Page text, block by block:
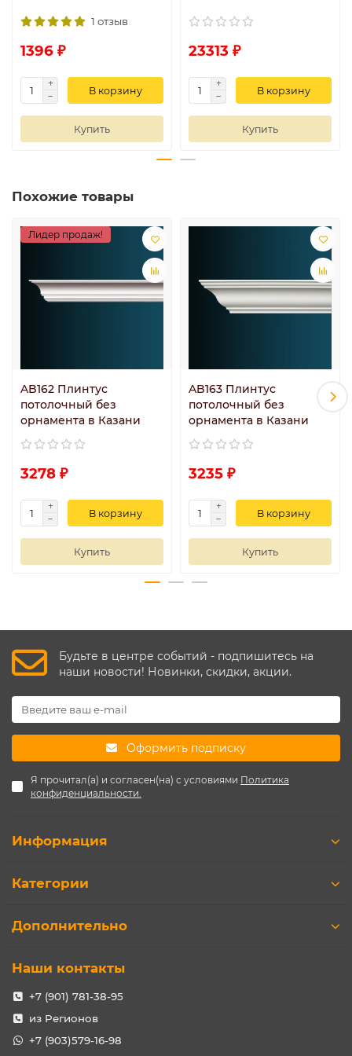
1 отзыв
1396 ₽
В корзину
Купить
23313 ₽
В корзину
Купить
Похожие товары
Лидер продаж!
AB162 Плинтус
потолочный без
орнамента в Казани
3278 ₽
В корзину
Купить
AB163 Плинтус
потолочный без
орнамента в Казани
3235 ₽
В корзину
Купить
Будьте в центре событий - подпишитесь на
наши новости! Новинки, скидки, акции.
Оформить подписку
Я прочитал(а) и согласен(на) с условиями Политика
конфиденциальности.
Информация
Категории
Дополнительно
Наши контакты
+7 (901) 781-38-95
из Регионов
+7 (903)579-16-98